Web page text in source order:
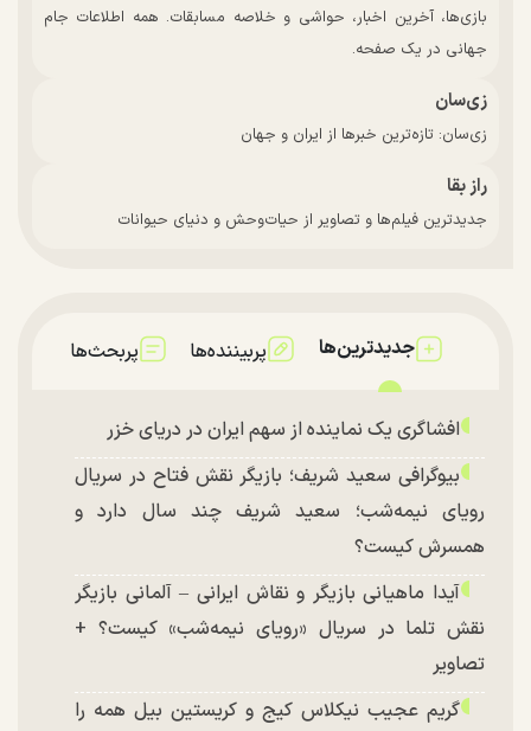
بازی‌ها، آخرین اخبار، حواشی و خلاصه مسابقات. همه اطلاعات جام
جهانی در یک صفحه.
زی‌سان
زی‌سان: تازه‌ترین خبرها از ایران و جهان
راز بقا
جدیدترین فیلم‌ها و تصاویر از حیات‌وحش و دنیای حیوانات
جدیدترین‌ها پربیننده‌ها پربحث‌ها
افشاگری یک نماینده از سهم ایران در دریای خزر
بیوگرافی سعید شریف؛ بازیگر نقش فتاح در سریال
رویای نیمه‌شب؛ سعید شریف چند سال دارد و
همسرش کیست؟
آیدا ماهیانی بازیگر و نقاش ایرانی – آلمانی بازیگر
نقش تلما در سریال «رویای نیمه‌شب» کیست؟ +
تصاویر
گریم عجیب نیکلاس کیج و کریستین بیل همه را